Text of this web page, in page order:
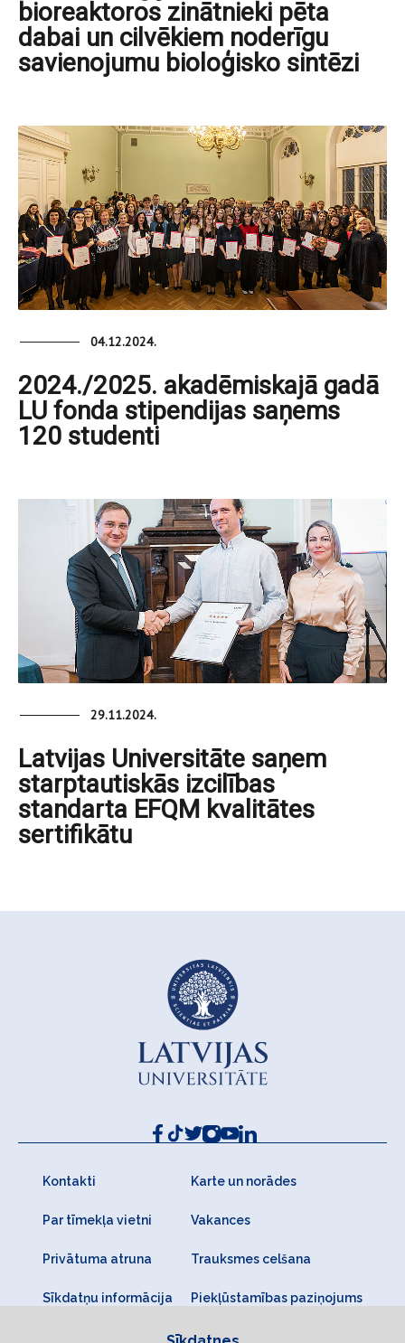
bioreaktoros zinātnieki pēta
dabai un cilvēkiem noderīgu
savienojumu bioloģisko sintēzi
04.12.2024.
2024./2025. akadēmiskajā gadā
LU fonda stipendijas saņems
120 studenti
29.11.2024.
Latvijas Universitāte saņem
starptautiskās izcilības
standarta EFQM kvalitātes
sertifikātu
Kontakti Karte un norādes
Par tīmekļa vietni Vakances
Privātuma atruna Trauksmes celšana
Sīkdatņu informācija Piekļūstamības paziņojums